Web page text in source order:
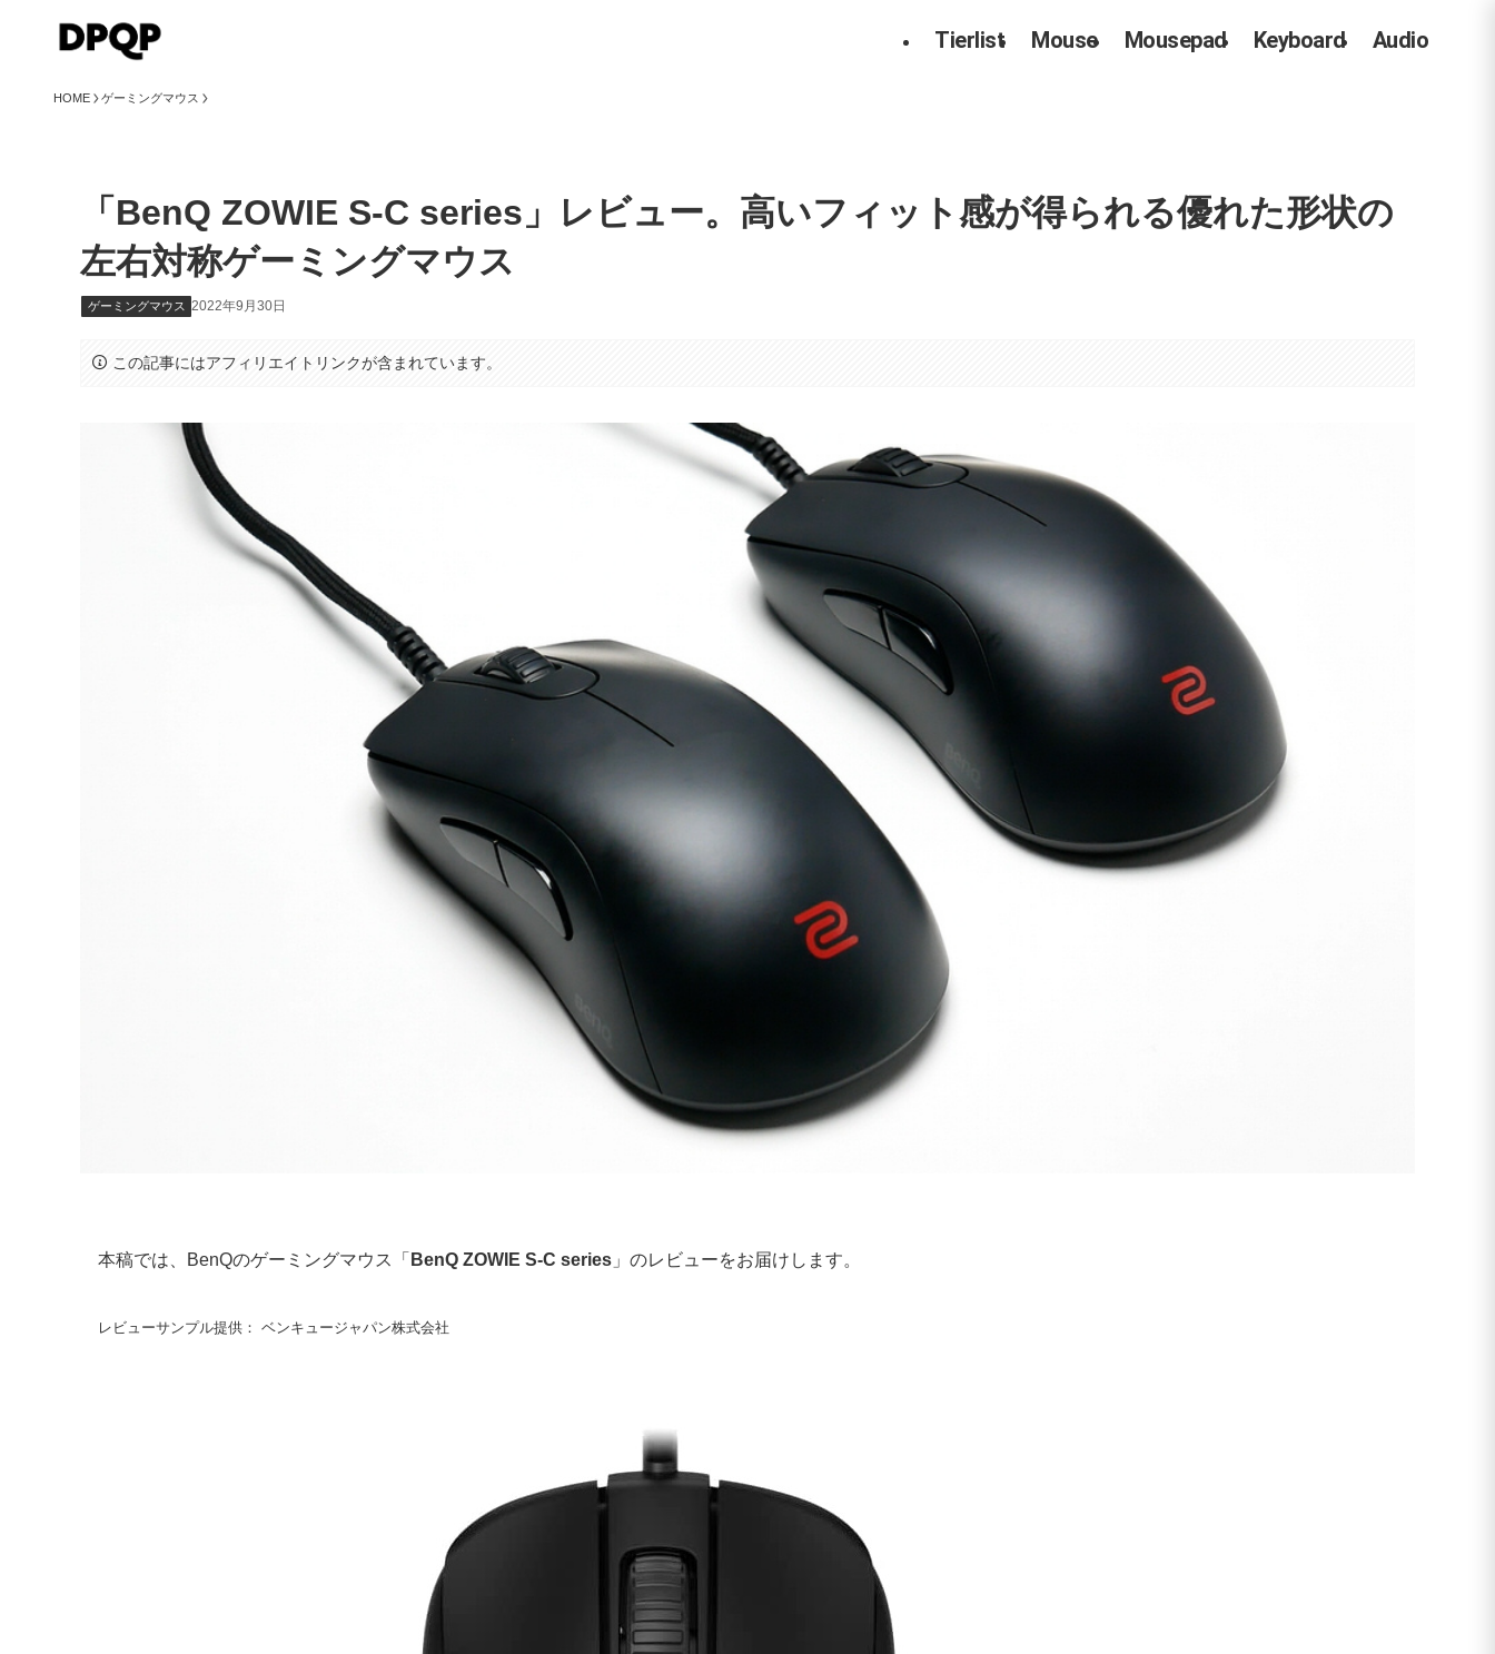
Tierlist Mouse Mousepad Keyboard Audio
HOME ゲーミングマウス
「BenQ ZOWIE S-C series」レビュー。高いフィット感が得られる優れた形状の
左右対称ゲーミングマウス
ゲーミングマウス 2022年9月30日
この記事にはアフィリエイトリンクが含まれています。
本稿では、BenQのゲーミングマウス「 BenQ ZOWIE S-C series 」のレビューをお届けします。
レビューサンプル提供： ベンキュージャパン株式会社